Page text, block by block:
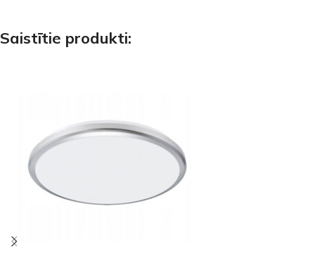
Saistītie produkti: